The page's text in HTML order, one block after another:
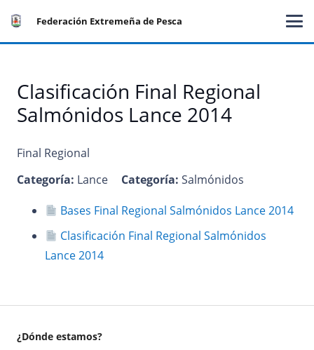
Federación Extremeña de Pesca
Clasificación Final Regional
Salmónidos Lance 2014
Final Regional
Categoría: Lance Categoría:Salmónidos
Bases Final Regional Salmónidos Lance 2014
Clasificación Final Regional Salmónidos
Lance 2014
¿Dónde estamos?